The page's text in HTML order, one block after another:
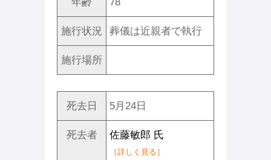
施行状況 葬儀は近親者で執行
施行場所
死去日 5月24日
死去者 佐藤敏郎 氏
［詳しく見る］